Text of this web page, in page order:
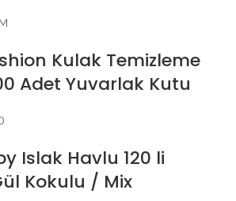
Kulak Temizleme
Adet Yuvarlak Kutu
Islak Havlu 120 li
Kokulu / Mix